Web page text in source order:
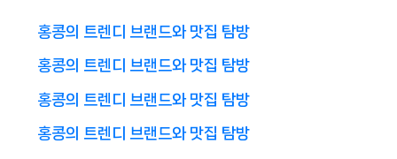
홍콩의 트렌디 브랜드와 맛집 탐방
홍콩의 트렌디 브랜드와 맛집 탐방
홍콩의 트렌디 브랜드와 맛집 탐방
홍콩의 트렌디 브랜드와 맛집 탐방